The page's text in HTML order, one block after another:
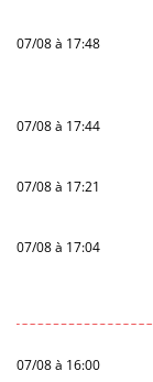
07/08 à 17:48
07/08 à 17:44
07/08 à 17:21
07/08 à 17:04
07/08 à 16:00